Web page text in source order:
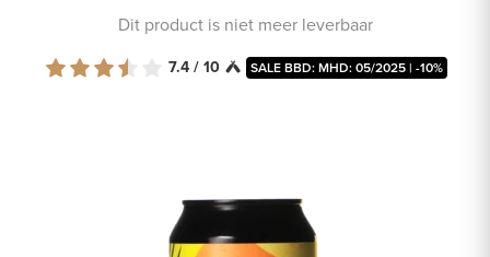
Dit product is niet meer leverbaar
7.4 / 10 SALE BBD: MHD: 05/2025 | -10%